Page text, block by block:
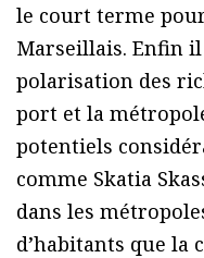
le court terme
Marseillais. Enfin
polarisation des
port et la
potentiels
comme Skatia
dans les
d’habitants que la